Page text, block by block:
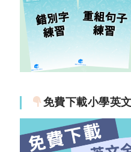
免費下載小學英